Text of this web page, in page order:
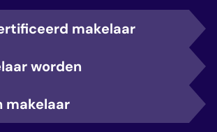
makelaar
worden
makelaar